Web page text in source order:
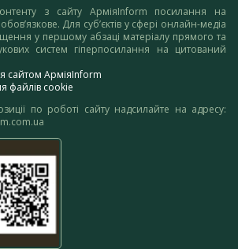
з сайту АрміяInform посилання на
обов’язкове. Для суб’єктів у сфері онлайн-медіа
у першому абзаці матеріалу прямого та
систем гіперпосилання на цитований
сайтом АрміяInform
файлів cookie
по роботі сайту надсилайте на адресу: